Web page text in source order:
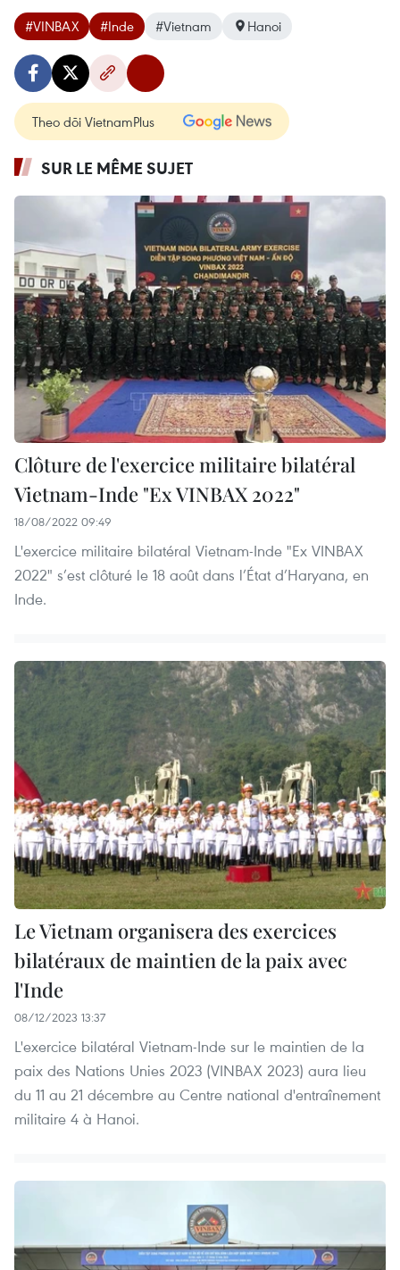
#VINBAX #Inde #Vietnam Hanoi
Theo dõi VietnamPlus
SUR LE MÊME SUJET
Clôture de l'exercice militaire bilatéral
Vietnam-Inde "Ex VINBAX 2022"
18/08/2022 09:49
L'exercice militaire bilatéral Vietnam-Inde "Ex VINBAX
2022" s’est clôturé le 18 août dans l’État d’Haryana, en
Inde.
Le Vietnam organisera des exercices
bilatéraux de maintien de la paix avec
l'Inde
08/12/2023 13:37
L'exercice bilatéral Vietnam-Inde sur le maintien de la
paix des Nations Unies 2023 (VINBAX 2023) aura lieu
du 11 au 21 décembre au Centre national d'entraînement
militaire 4 à Hanoi.